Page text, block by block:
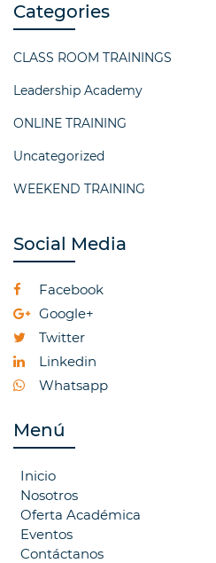
Categories
CLASS ROOM TRAININGS
Leadership Academy
ONLINE TRAINING
Uncategorized
WEEKEND TRAINING
Social Media
Facebook
Google+
Twitter
Linkedin
Whatsapp
Menú
Inicio
Nosotros
Oferta Académica
Eventos
Contáctanos